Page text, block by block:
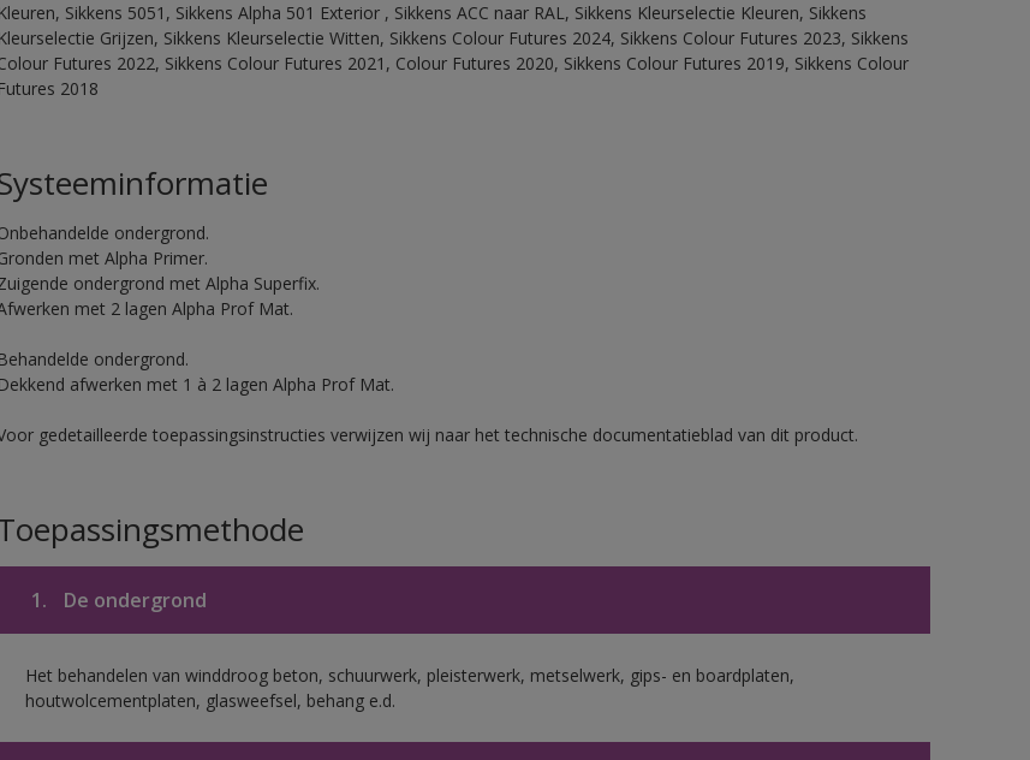
Kleuren, Sikkens 5051, Sikkens Alpha 501 Exterior , Sikkens ACC naar RAL, Sikkens Kleurselectie Kleuren, Sikkens
Kleurselectie Grijzen, Sikkens Kleurselectie Witten, Sikkens Colour Futures 2024, Sikkens Colour Futures 2023, Sikkens
Futures 2022, Sikkens Colour Futures 2021, Colour Futures 2020, Sikkens Colour Futures 2019, Sikkens Colour
Futures 2018
ondergrond.
met Alpha Primer.
ondergrond met Alpha Superfix.
met 2 lagen Alpha Prof Mat.
Behandelde ondergrond.
Dekkend afwerken met 1 à 2 lagen Alpha Prof Mat.
gedetailleerde toepassingsinstructies verwijzen wij naar het technische documentatieblad van dit product.
1. De ondergrond
Het behandelen van winddroog beton, schuurwerk, pleisterwerk, metselwerk, gips- en boardplaten,
houtwolcementplaten, glasweefsel, behang e.d.